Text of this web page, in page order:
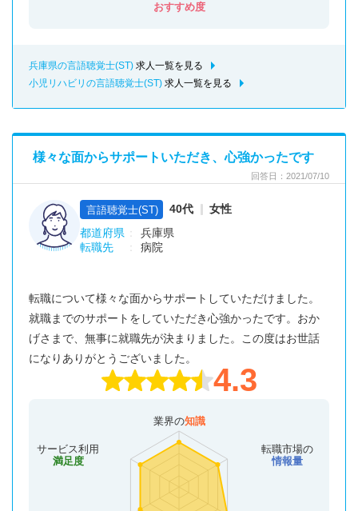
おすすめ度
兵庫県の言語聴覚士(ST) 求人一覧を見る
小児リハビリの言語聴覚士(ST) 求人一覧を見る
回答日：2021/07/10
様々な面からサポートいただき、心強かったです
言語聴覚士(ST) 40代
女性
都道府県
兵庫県
転職先
病院
転職について様々な面からサポートしていただけました。
就職までのサポートをしていただき心強かったです。おか
げさまで、無事に就職先が決まりました。この度はお世話
になりありがとうございました。
4.3
業界の知識
転職市場の
情報量
サービス利用
満足度